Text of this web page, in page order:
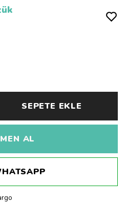
SEPETE EKLE
AL